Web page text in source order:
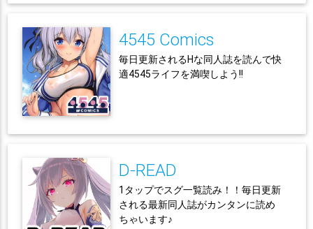
4545 Comics
毎日更新されるHな同人誌を読んで快
適4545ライフを満喫しよう!!
D-READ
1タップでスグ一覧読み！！毎日更新
される最新同人誌がカンタンに読め
ちゃいます♪